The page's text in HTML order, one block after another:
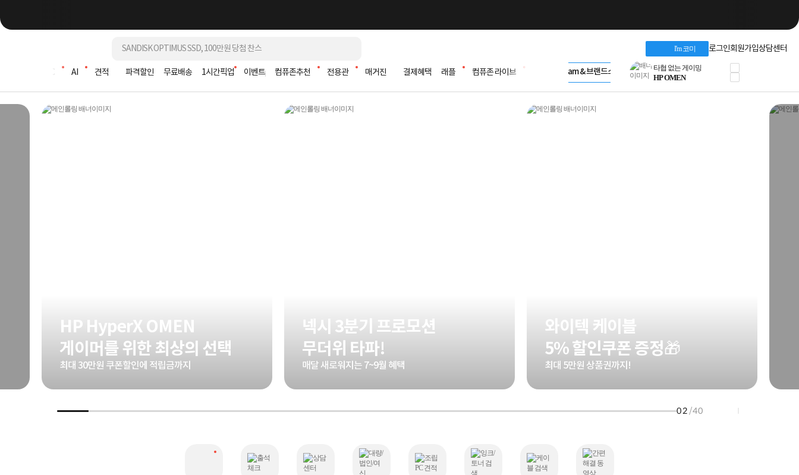
I'm 코미 로그인회원가입상담센터
조립PC AI 견적 파격할인 무료배송 1시간픽업 이벤트 컴퓨존추천 전용관 매거진 결제혜택 래플 컴퓨존 라이브
LG gram & 브랜드스토어
Microsoft 브랜드스토어
AMD 브랜드스토어
Intel 브랜드스토어
혜택 PACK
Dell 구매 찬스
프로 에센셜
타협 없는 게이밍
HP OMEN
로지텍
적립금 페이백!
Dell 구매왕
HAF II 500
HP HyperX OMEN
게이머를 위한 최상의 선택
최대 30만원 쿠폰할인에 적립금까지
넥시 3분기 프로모션
무더위 타파!
매달 새로워지는 7~9월 혜택
와이텍 케이블
5% 할인쿠폰 증정🎁
최대 5만원 상품권까지!
02 /40